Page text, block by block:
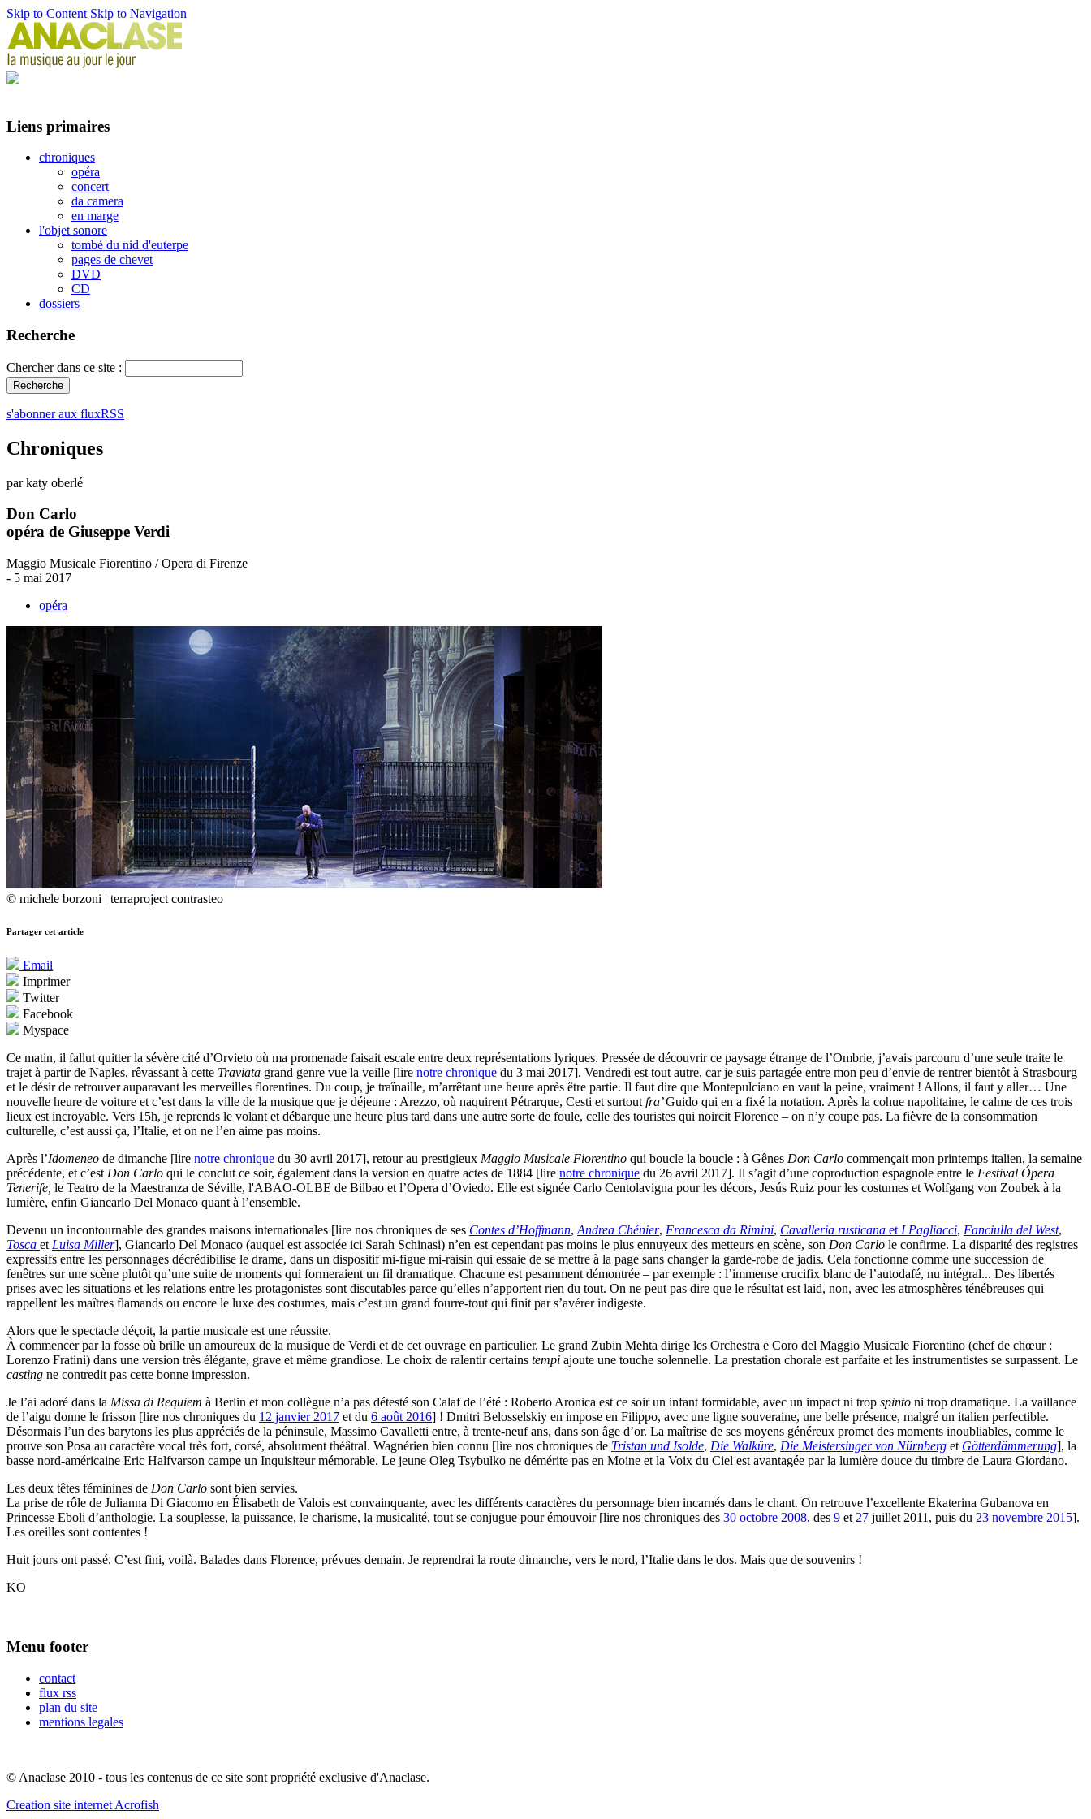
Skip to Content Skip to Navigation
Liens primaires
chroniques
opéra
concert
da camera
en marge
l'objet sonore
tombé du nid d'euterpe
pages de chevet
DVD
CD
dossiers
Recherche
Chercher dans ce site :
s'abonner aux fluxRSS
Chroniques
par katy oberlé
Don Carlo
opéra de Giuseppe Verdi
Maggio Musicale Fiorentino / Opera di Firenze
- 5 mai 2017
opéra
© michele borzoni | terraproject contrasteo
Partager cet article
Email
Imprimer
Twitter
Facebook
Myspace
Ce matin, il fallut quitter la sévère cité d’Orvieto où ma promenade faisait escale entre deux représentations lyriques. Pressée de découvrir ce paysage étrange de l’Ombrie, j’avais parcouru d’une seule traite le
trajet à partir de Naples, rêvassant à cette Traviata grand genre vue la veille [lire notre chronique du 3 mai 2017]. Vendredi est tout autre, car je suis partagée entre mon peu d’envie de rentrer bientôt à Strasbourg
et le désir de retrouver auparavant les merveilles florentines. Du coup, je traînaille, m’arrêtant une heure après être partie. Il faut dire que Montepulciano en vaut la peine, vraiment ! Allons, il faut y aller… Une
nouvelle heure de voiture et c’est dans la ville de la musique que je déjeune : Arezzo, où naquirent Pétrarque, Cesti et surtout fra’Guido qui en a fixé la notation. Après la cohue napolitaine, le calme de ces trois
lieux est incroyable. Vers 15h, je reprends le volant et débarque une heure plus tard dans une autre sorte de foule, celle des touristes qui noircit Florence – on n’y coupe pas. La fièvre de la consommation
culturelle, c’est aussi ça, l’Italie, et on ne l’en aime pas moins.
Après l’Idomeneo de dimanche [lire notre chronique du 30 avril 2017], retour au prestigieux Maggio Musicale Fiorentino qui boucle la boucle : à Gênes Don Carlo commençait mon printemps italien, la semaine
précédente, et c’est Don Carlo qui le conclut ce soir, également dans la version en quatre actes de 1884 [lire notre chronique du 26 avril 2017]. Il s’agit d’une coproduction espagnole entre le Festival Ópera
Tenerife, le Teatro de la Maestranza de Séville, l'ABAO-OLBE de Bilbao et l’Opera d’Oviedo. Elle est signée Carlo Centolavigna pour les décors, Jesús Ruiz pour les costumes et Wolfgang von Zoubek à la
lumière, enfin Giancarlo Del Monaco quant à l’ensemble.
Devenu un incontournable des grandes maisons internationales [lire nos chroniques de ses Contes d’Hoffmann, Andrea Chénier, Francesca da Rimini, Cavalleria rusticana et I Pagliacci, Fanciulla del West,
Tosca et Luisa Miller], Giancarlo Del Monaco (auquel est associée ici Sarah Schinasi) n’en est cependant pas moins le plus ennuyeux des metteurs en scène, son Don Carlo le confirme. La disparité des registres
expressifs entre les personnages décrédibilise le drame, dans un dispositif mi-figue mi-raisin qui essaie de se mettre à la page sans changer la garde-robe de jadis. Cela fonctionne comme une succession de
fenêtres sur une scène plutôt qu’une suite de moments qui formeraient un fil dramatique. Chacune est pesamment démontrée – par exemple : l’immense crucifix blanc de l’autodafé, nu intégral... Des libertés
prises avec les situations et les relations entre les protagonistes sont discutables parce qu’elles n’apportent rien du tout. On ne peut pas dire que le résultat est laid, non, avec les atmosphères ténébreuses qui
rappellent les maîtres flamands ou encore le luxe des costumes, mais c’est un grand fourre-tout qui finit par s’avérer indigeste.
Alors que le spectacle déçoit, la partie musicale est une réussite.
À commencer par la fosse où brille un amoureux de la musique de Verdi et de cet ouvrage en particulier. Le grand Zubin Mehta dirige les Orchestra e Coro del Maggio Musicale Fiorentino (chef de chœur :
Lorenzo Fratini) dans une version très élégante, grave et même grandiose. Le choix de ralentir certains tempi ajoute une touche solennelle. La prestation chorale est parfaite et les instrumentistes se surpassent. Le
casting ne contredit pas cette bonne impression.
Je l’ai adoré dans la Missa di Requiem à Berlin et mon collègue n’a pas détesté son Calaf de l’été : Roberto Aronica est ce soir un infant formidable, avec un impact ni trop spinto ni trop dramatique. La vaillance
de l’aigu donne le frisson [lire nos chroniques du 12 janvier 2017 et du 6 août 2016] ! Dmitri Belosselskiy en impose en Filippo, avec une ligne souveraine, une belle présence, malgré un italien perfectible.
Désormais l’un des barytons les plus appréciés de la péninsule, Massimo Cavalletti entre, à trente-neuf ans, dans son âge d’or. La maîtrise de ses moyens généreux promet des moments inoubliables, comme le
prouve son Posa au caractère vocal très fort, corsé, absolument théâtral. Wagnérien bien connu [lire nos chroniques de Tristan und Isolde, Die Walküre, Die Meistersinger von Nürnberg et Götterdämmerung], la
basse nord-américaine Eric Halfvarson campe un Inquisiteur mémorable. Le jeune Oleg Tsybulko ne démérite pas en Moine et la Voix du Ciel est avantagée par la lumière douce du timbre de Laura Giordano.
Les deux têtes féminines de Don Carlo sont bien servies.
La prise de rôle de Julianna Di Giacomo en Élisabeth de Valois est convainquante, avec les différents caractères du personnage bien incarnés dans le chant. On retrouve l’excellente Ekaterina Gubanova en
Princesse Eboli d’anthologie. La souplesse, la puissance, le charisme, la musicalité, tout se conjugue pour émouvoir [lire nos chroniques des 30 octobre 2008, des 9 et 27 juillet 2011, puis du 23 novembre 2015].
Les oreilles sont contentes !
Huit jours ont passé. C’est fini, voilà. Balades dans Florence, prévues demain. Je reprendrai la route dimanche, vers le nord, l’Italie dans le dos. Mais que de souvenirs !
KO
Menu footer
contact
flux rss
plan du site
mentions legales
© Anaclase 2010 - tous les contenus de ce site sont propriété exclusive d'Anaclase.
Creation site internet Acrofish